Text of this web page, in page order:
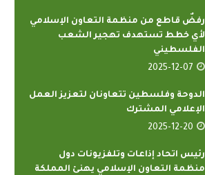
رفضٌ قاطع من منظمة التعاون الإسلامي
لأي خطط تستهدف تهجير الشعب
الفلسطيني
2025-12-07
الدوحة وفلسطين تتعاونان لتعزيز العمل
الإعلامي المشترك
2025-12-20
رئيس اتحاد إذاعات وتلفزيونات دول
منظمة التعاون الإسلامي يهنئ المملكة